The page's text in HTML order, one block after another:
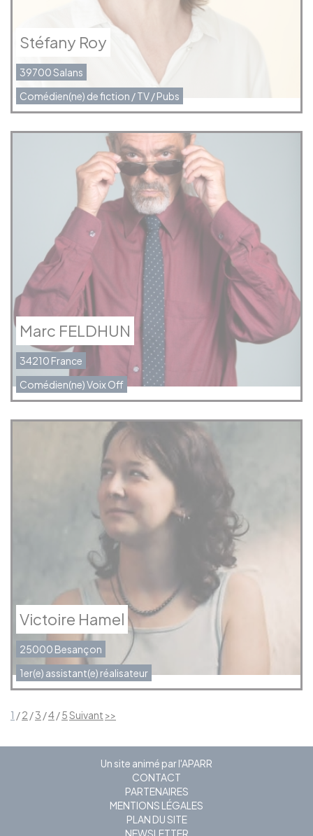
Stéfany Roy
39700 Salans
Comédien(ne) de fiction / TV / Pubs
Marc FELDHUN
34210 France
Comédien(ne) Voix Off
Victoire Hamel
25000 Besançon
1er(e) assistant(e) réalisateur
1 /2 /3 /4/5Suivant >>
Un site animé par l'APARR
CONTACT
PARTENAIRES
MENTIONS LÉGALES
PLAN DU SITE
NEWSLETTER